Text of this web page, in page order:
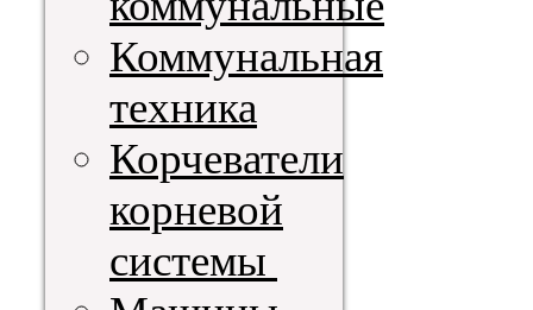
Коммунальная
техника
Корчеватели
корневой
системы